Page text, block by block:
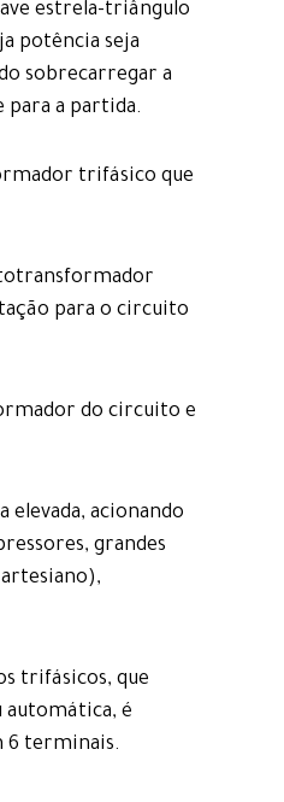
estrela-triângulo
potência seja
sobrecarregar a
a partida.
trifásico que
para o circuito
do circuito e
acionando
grandes
trifásicos, que
automática, é
6 terminais.